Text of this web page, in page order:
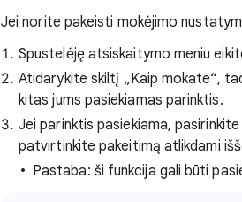
Jei norite pakeisti mokėjimo
Spustelėję atsiskaitymo meniu
Atidarykite skiltį „Kaip mokate“,
kitas jums pasiekiamas parinktis.
Jei parinktis pasiekiama, pasirinkite
patvirtinkite pakeitimą atlikdami
Pastaba: ši funkcija gali būti